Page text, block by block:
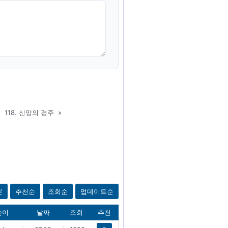
118. 신앙의 경주 »
추천순 조회순 업데이트순
이 날짜 조회 추천